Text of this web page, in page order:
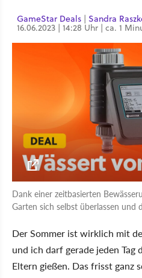
GameStar Deals | Sandra
16.06.2023 | 14:28 Uhr | ca. 1
Dank einer zeitbasierten
Garten sich selbst überlassen und
Der Sommer ist wirklich mit
und ich darf gerade jeden
Eltern gießen. Das frisst ganz